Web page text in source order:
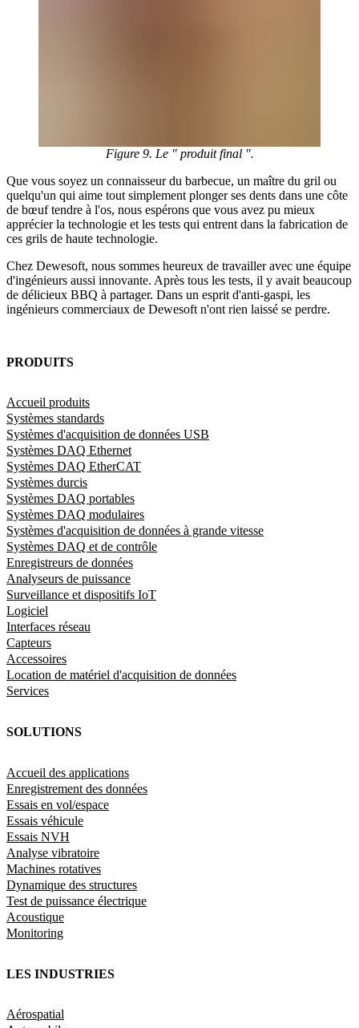
Figure 9. Le " produit final ".
Que vous soyez un connaisseur du barbecue, un maître du gril ou
quelqu'un qui aime tout simplement plonger ses dents dans une côte
de bœuf tendre à l'os, nous espérons que vous avez pu mieux
apprécier la technologie et les tests qui entrent dans la fabrication de
ces grils de haute technologie.
Chez Dewesoft, nous sommes heureux de travailler avec une équipe
d'ingénieurs aussi innovante. Après tous les tests, il y avait beaucoup
de délicieux BBQ à partager. Dans un esprit d'anti-gaspi, les
ingénieurs commerciaux de Dewesoft n'ont rien laissé se perdre.
PRODUITS
Accueil produits
Systèmes standards
Systèmes d'acquisition de données USB
Systèmes DAQ Ethernet
Systèmes DAQ EtherCAT
Systèmes durcis
Systèmes DAQ portables
Systèmes DAQ modulaires
Systèmes d'acquisition de données à grande vitesse
Systèmes DAQ et de contrôle
Enregistreurs de données
Analyseurs de puissance
Surveillance et dispositifs IoT
Logiciel
Interfaces réseau
Capteurs
Accessoires
Location de matériel d'acquisition de données
Services
SOLUTIONS
Accueil des applications
Enregistrement des données
Essais en vol/espace
Essais véhicule
Essais NVH
Analyse vibratoire
Machines rotatives
Dynamique des structures
Test de puissance électrique
Acoustique
Monitoring
LES INDUSTRIES
Aérospatial